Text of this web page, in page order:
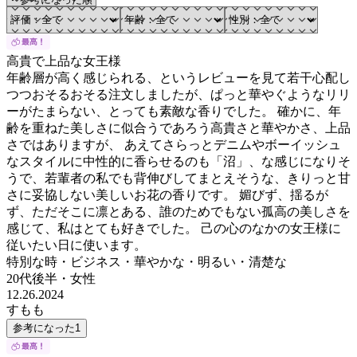
高貴で上品な女王様
年齢層が高く感じられる、というレビューを見て若干心配し
つつおそるおそる注文しましたが、ぱっと華やぐようなリリ
ーがたまらない、とっても素敵な香りでした。 確かに、年
齢を重ねた美しさに似合うであろう高貴さと華やかさ、上品
さではありますが、 あえてさらっとデニムやボーイッシュ
なスタイルに中性的に香らせるのも「沼」、な感じになりそ
うで、若輩者の私でも背伸びしてまとえそうな、きりっと甘
さに妥協しない美しいお花の香りです。 媚びず、揺るが
ず、ただそこに凛とある、誰のためでもない孤高の美しさを
感じて、私はとても好きでした。 己の心のなかの女王様に
従いたい日に使います。
特別な時・ビジネス・華やかな・明るい・清楚な
20代後半 ・ 女性
12.26.2024
すもも
参考になった1